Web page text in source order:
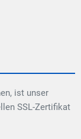
ist unser
SSL-Zertifikat